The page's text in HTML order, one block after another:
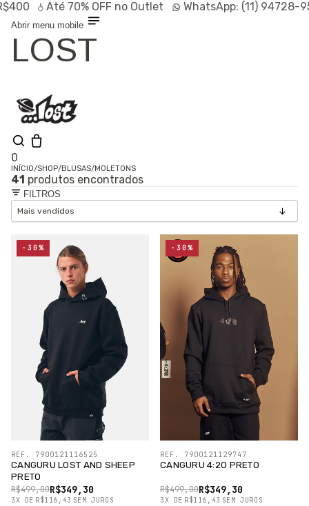
Até70% OFFno Outlet WhatsApp:(11) 94728-9569
Abrir menu mobile
LOST
0
Shop
Lançamentos
Linhas
Especiais
INÍCIO/SHOP/BLUSAS/MOLETONS
41 produtos encontrados
FILTROS
CANGURU LOST AND SHEEP
PRETO
R$349,30
R$499,00
3X DE R$116,43 SEM JUROS
REF. 7900121116525
-30%
CANGURU 4:20 PRETO
R$349,30
R$499,00
3X DE R$116,43 SEM JUROS
REF. 7900121129747
-30%